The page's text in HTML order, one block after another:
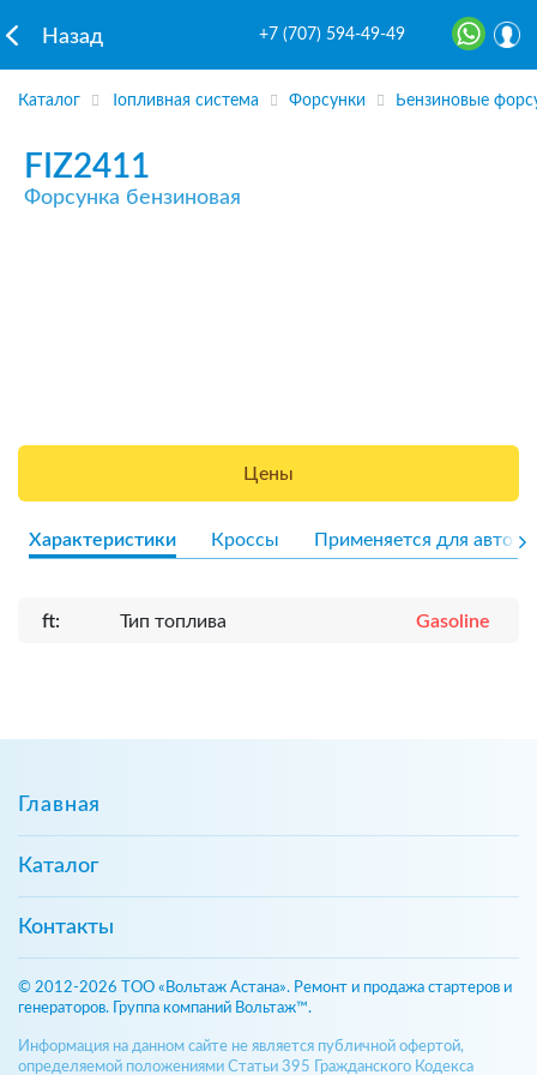
Назад +7 (707) 594-49-49
Каталог Топливная система Форсунки Бензиновые
FIZ2411
Форсунка бензиновая
Цены
Характеристики Кроссы Применяется для авто
ft: Тип топлива Gasoline
Главная
Каталог
Контакты
© 2012-2026 ТОО «Вольтаж Астана». Ремонт и продажа стартеров и
генераторов. Группа компаний Вольтаж™.
Информация на данном сайте не является публичной офертой,
определяемой положениями Статьи 395 Гражданского Кодекса